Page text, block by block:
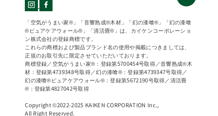
「空気がうまい家®」「音響熟成®木材」「幻の漆喰®」「幻の漆喰
®ピュアケアウォール®」「清活畳®」は、カイケンコーポレーショ
ン株式会社の登録商標です。
これらの商標および製品ブランド名の使用や掲載につきましては、
正規のお取引先に限定させていただいております。
商標登録／空気がうまい家®：登録第5700454号取得／音響熟成®木
材：登録第4739348号取得／幻の漆喰®：登録第4739347号取得／
幻の漆喰®ピュアケアウォール®：登録第5672190号取得／清活畳
®：登録第4827042号取得
Copyright ©2022-2025 KAIKEN CORPORATION Inc.,
All Right Reserved.